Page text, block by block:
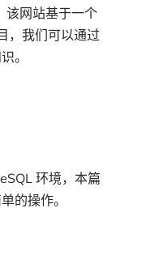
该网站基于一个
，我们可以通过
。
环境，本篇
的操作。